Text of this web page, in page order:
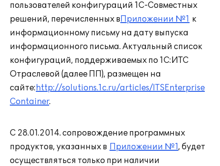
пользователей конфигураций 1С-Совместных
решений, перечисленных вПриложении №1 к
информационному письму на дату выпуска
информационного письма. Актуальный список
конфигураций, поддерживаемых по 1С:ИТС
Отраслевой (далее ПП), размещен на
сайте:http://solutions.1c.ru/articles/ITSEnterprise
Container.
С 28.01.2014. сопровождение программных
продуктов, указанных в Приложении №1, будет
осуществляться только при наличии